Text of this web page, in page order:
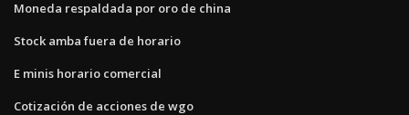
Moneda respaldada por oro de china
Stock amba fuera de horario
E minis horario comercial
Cotización de acciones de wgo